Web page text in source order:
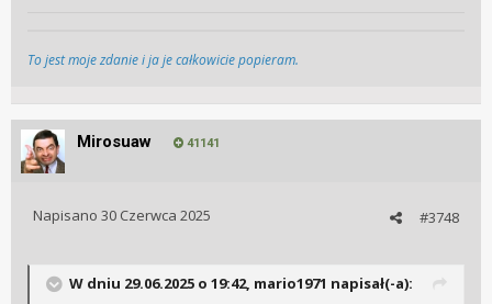
To jest moje zdanie i ja je całkowicie popieram.
Mirosuaw 41141
#3748
Napisano 30 Czerwca 2025
W dniu 29.06.2025 o 19:42, mario1971 napisał(-a):